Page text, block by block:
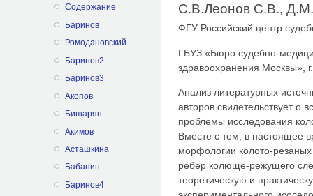
Содержание
Баринов
Ромодановский
Баринов2
Баринов3
Акопов
Бишарян
Акимов
Асташкина
Бабанин
Баринов4
С.В.Леонов С.В.,
ФГУ Российский центр
ГБУЗ «Бюро судебно-
здравоохранения Москвы»,
Анализ литературных
авторов свидетельствует о
проблемы исследования
Вместе с тем, в настоящее
морфологии колото-
ребер колюще-режущего
теоретическую и